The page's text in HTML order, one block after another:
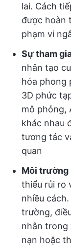
lai. Cách
được hoàn
phạm vi
Sự tham
nhân tạo
hóa phong
3D phức
mô phỏng,
khác nhau
tương tác
quan
Môi trường
thiểu rủi ro
nhiều
trường,
nhân trong
nạn hoặc